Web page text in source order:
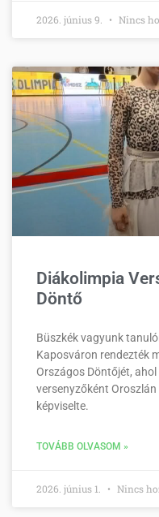
2026. június 9. Nincs
Diákolimpia
Döntő
Büszkék vagyunk
Kaposváron rendezték
Országos Döntőjét,
versenyzőként
képviselte.
TOVÁBB OLVASOM »
2026. június 1. Nincs